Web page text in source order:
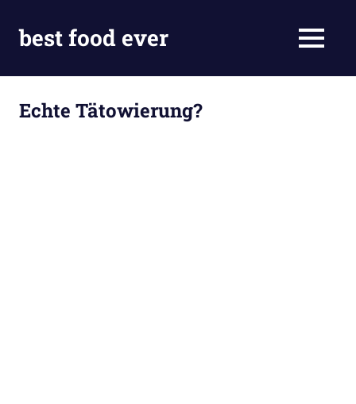
contentbest food ever MENU
Echte Tätowierung?